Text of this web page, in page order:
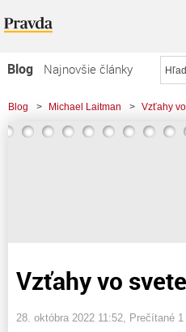
Blog
Najnovšie články
Najčítanejšie články
Najkomentovanejšie články
Blog > Michael Laitman > Vzťahy
Vzťahy vo
28. októbra 2022 11:52 , Prečítané 1